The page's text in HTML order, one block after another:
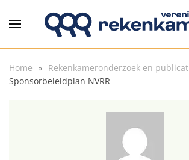
Overslaan en naar de inhoud gaan
Home
Rekenkameronderzoek en
Sponsorbeleidplan NVRR